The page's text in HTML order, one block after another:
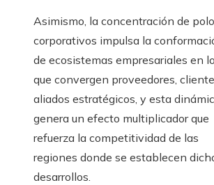
Asimismo, la concentración de
corporativos impulsa la
de ecosistemas empresariales en
que convergen proveedores,
aliados estratégicos, y esta
genera un efecto multiplicador que
refuerza la competitividad de las
regiones donde se establecen
desarrollos.